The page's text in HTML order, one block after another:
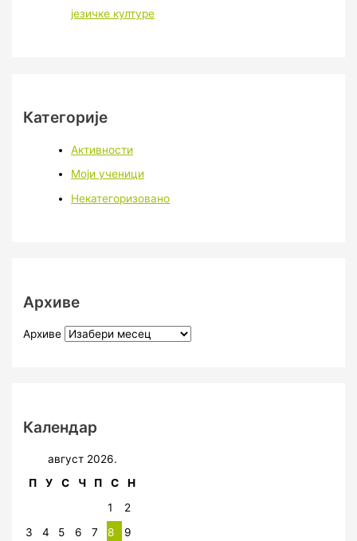
језичке културе
Категорије
Активности
Моји ученици
Некатегоризовано
Архиве
Архиве
Календар
август 2026.
П
У С Ч П С
Н
1
2
3
4 5 6 7 8
9